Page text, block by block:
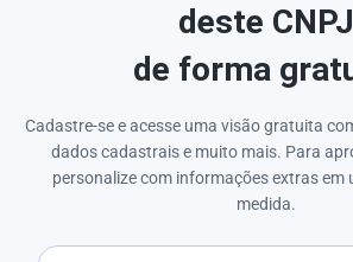
deste CNPJ
de forma
Cadastre-se e acesse uma visão gratuita
dados cadastrais e muito mais. Para
personalize com informações extras em
medida.